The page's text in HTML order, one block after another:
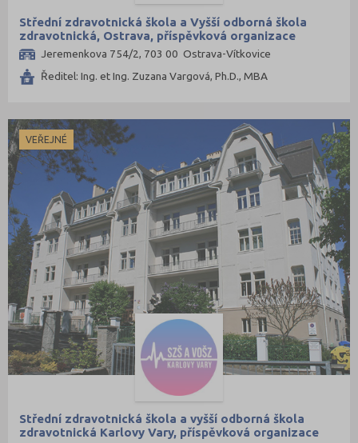
Střední zdravotnická škola a Vyšší odborná škola
zdravotnická, Ostrava, příspěvková organizace
Jeremenkova 754/2, 703 00 Ostrava-Vítkovice
Ředitel: Ing. et Ing. Zuzana Vargová, Ph.D., MBA
VEŘEJNÉ
Střední zdravotnická škola a vyšší odborná škola
zdravotnická Karlovy Vary, příspěvková organizace